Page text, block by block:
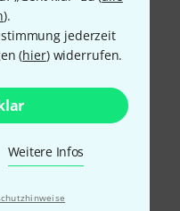
).
jederzeit
(hier) widerrufen.
Weitere Infos